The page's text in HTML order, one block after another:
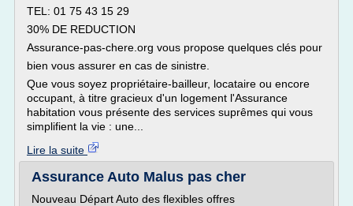
TEL: 01 75 43 15 29
30% DE REDUCTION
Assurance-pas-chere.org vous propose quelques clés pour
bien vous assurer en cas de sinistre.
Que vous soyez propriétaire-bailleur, locataire ou encore
occupant, à titre gracieux d'un logement l'Assurance
habitation vous présente des services suprêmes qui vous
simplifient la vie : une...
Lire la suite
Assurance Auto Malus pas cher
Nouveau Départ Auto des flexibles offres